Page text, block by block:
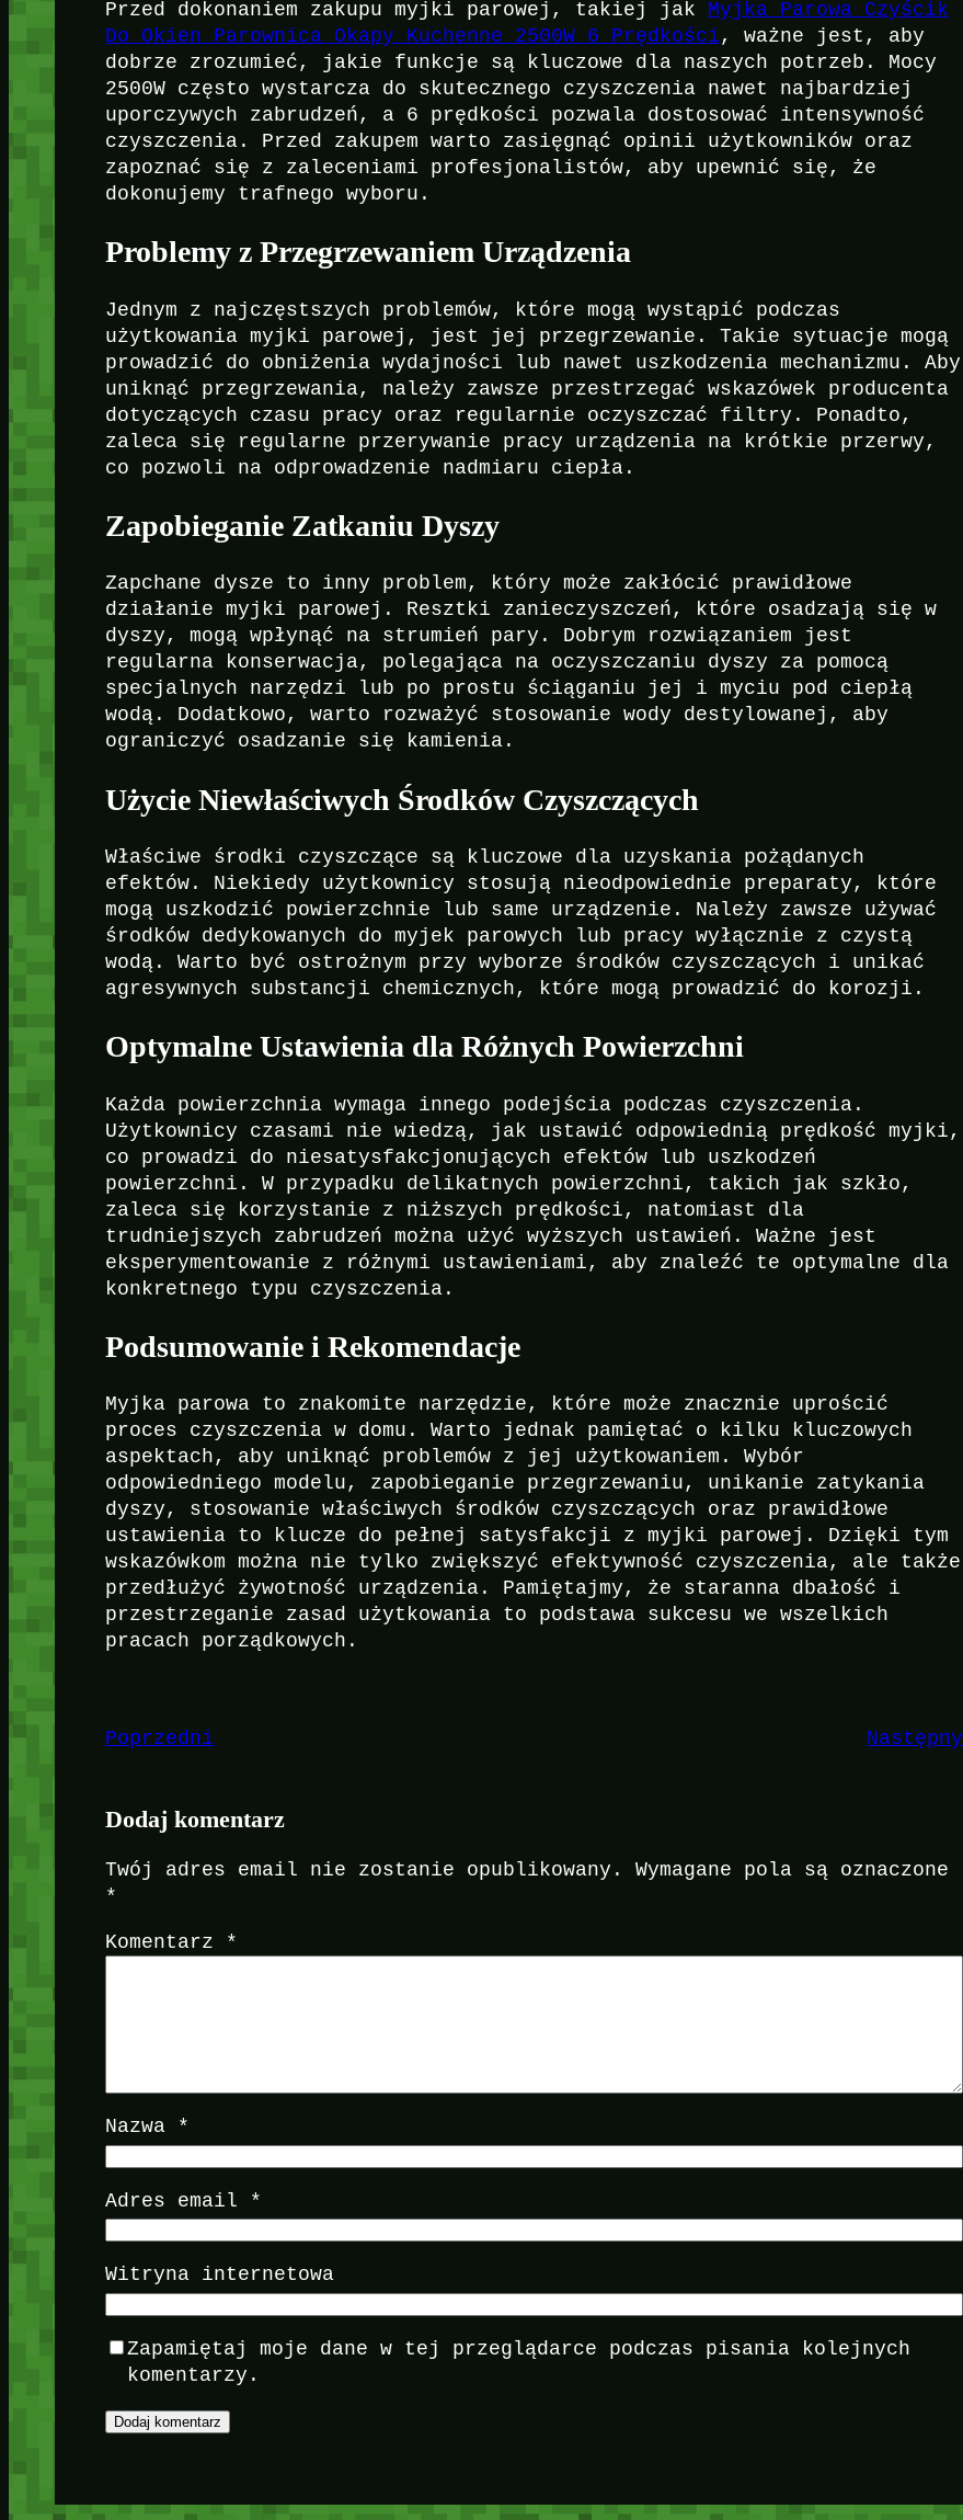
Przed dokonaniem zakupu myjki parowej, takiej jak Myjka Parowa Czyścik
Do Okien Parownica Okapy Kuchenne 2500W 6 Prędkości , ważne jest, aby
dobrze zrozumieć, jakie funkcje są kluczowe dla naszych potrzeb. Mocy
2500W często wystarcza do skutecznego czyszczenia nawet najbardziej
uporczywych zabrudzeń, a 6 prędkości pozwala dostosować intensywność
czyszczenia. Przed zakupem warto zasięgnąć opinii użytkowników oraz
zapoznać się z zaleceniami profesjonalistów, aby upewnić się, że
dokonujemy trafnego wyboru.
Problemy z Przegrzewaniem Urządzenia
Jednym z najczęstszych problemów, które mogą wystąpić podczas
użytkowania myjki parowej, jest jej przegrzewanie. Takie sytuacje mogą
prowadzić do obniżenia wydajności lub nawet uszkodzenia mechanizmu. Aby
uniknąć przegrzewania, należy zawsze przestrzegać wskazówek producenta
dotyczących czasu pracy oraz regularnie oczyszczać filtry. Ponadto,
zaleca się regularne przerywanie pracy urządzenia na krótkie przerwy,
co pozwoli na odprowadzenie nadmiaru ciepła.
Zapobieganie Zatkaniu Dyszy
Zapchane dysze to inny problem, który może zakłócić prawidłowe
działanie myjki parowej. Resztki zanieczyszczeń, które osadzają się w
dyszy, mogą wpłynąć na strumień pary. Dobrym rozwiązaniem jest
regularna konserwacja, polegająca na oczyszczaniu dyszy za pomocą
specjalnych narzędzi lub po prostu ściąganiu jej i myciu pod ciepłą
wodą. Dodatkowo, warto rozważyć stosowanie wody destylowanej, aby
ograniczyć osadzanie się kamienia.
Użycie Niewłaściwych Środków Czyszczących
Właściwe środki czyszczące są kluczowe dla uzyskania pożądanych
efektów. Niekiedy użytkownicy stosują nieodpowiednie preparaty, które
mogą uszkodzić powierzchnie lub same urządzenie. Należy zawsze używać
środków dedykowanych do myjek parowych lub pracy wyłącznie z czystą
wodą. Warto być ostrożnym przy wyborze środków czyszczących i unikać
agresywnych substancji chemicznych, które mogą prowadzić do korozji.
Optymalne Ustawienia dla Różnych Powierzchni
Każda powierzchnia wymaga innego podejścia podczas czyszczenia.
Użytkownicy czasami nie wiedzą, jak ustawić odpowiednią prędkość myjki,
co prowadzi do niesatysfakcjonujących efektów lub uszkodzeń
powierzchni. W przypadku delikatnych powierzchni, takich jak szkło,
zaleca się korzystanie z niższych prędkości, natomiast dla
trudniejszych zabrudzeń można użyć wyższych ustawień. Ważne jest
eksperymentowanie z różnymi ustawieniami, aby znaleźć te optymalne dla
konkretnego typu czyszczenia.
Podsumowanie i Rekomendacje
Myjka parowa to znakomite narzędzie, które może znacznie uprościć
proces czyszczenia w domu. Warto jednak pamiętać o kilku kluczowych
aspektach, aby uniknąć problemów z jej użytkowaniem. Wybór
odpowiedniego modelu, zapobieganie przegrzewaniu, unikanie zatykania
dyszy, stosowanie właściwych środków czyszczących oraz prawidłowe
ustawienia to klucze do pełnej satysfakcji z myjki parowej. Dzięki tym
wskazówkom można nie tylko zwiększyć efektywność czyszczenia, ale także
przedłużyć żywotność urządzenia. Pamiętajmy, że staranna dbałość i
przestrzeganie zasad użytkowania to podstawa sukcesu we wszelkich
pracach porządkowych.
Poprzedni Następny
Dodaj komentarz
Twój adres email nie zostanie opublikowany.
Wymagane pola są oznaczone
*
Komentarz *
Nazwa *
Adres email *
Witryna internetowa
Zapamiętaj moje dane w tej przeglądarce podczas pisania kolejnych
komentarzy.